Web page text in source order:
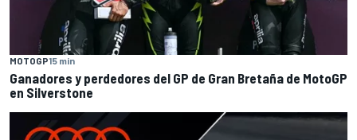
MOTOGP15 min
Ganadores y perdedores del GP de Gran Bretaña de MotoGP
en Silverstone